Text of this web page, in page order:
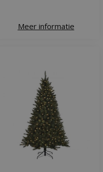
Meer informatie